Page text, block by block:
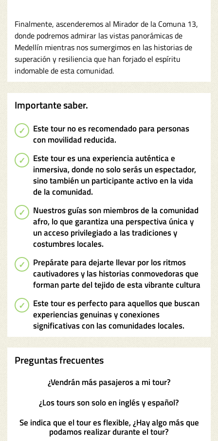
Finalmente, ascenderemos al Mirador de la Comuna 13,
donde podremos admirar las vistas panorámicas de
Medellín mientras nos sumergimos en las historias de
superación y resiliencia que han forjado el espíritu
indomable de esta comunidad.
Importante saber.
Este tour no es recomendado para personas
con movilidad reducida.
Este tour es una experiencia auténtica e
inmersiva, donde no solo serás un espectador,
sino también un participante activo en la vida
de la comunidad.
Nuestros guías son miembros de la comunidad
afro, lo que garantiza una perspectiva única y
un acceso privilegiado a las tradiciones y
costumbres locales.
Prepárate para dejarte llevar por los ritmos
cautivadores y las historias conmovedoras que
forman parte del tejido de esta vibrante cultura
Este tour es perfecto para aquellos que buscan
experiencias genuinas y conexiones
significativas con las comunidades locales.
Preguntas frecuentes
¿Vendrán más pasajeros a mi tour?
¿Los tours son solo en inglés y español?
Se indica que el tour es flexible, ¿Hay algo más que
podamos realizar durante el tour?